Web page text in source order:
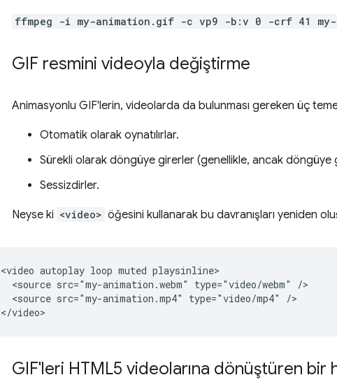
ffmpeg -i my-animation.gif -c vp9 -b:v 0 -crf 41 my-
GIF resmini videoyla değiştirme
Animasyonlu GIF'lerin, videolarda da bulunması gereken üç
Otomatik olarak oynatılırlar.
Sürekli olarak döngüye girerler (genellikle, ancak döngüye
Sessizdirler.
Neyse ki <video> öğesini kullanarak bu davranışları yeniden
<video autoplay loop muted playsinline>
  <source src="my-animation.webm" type="video/webm" />
  <source src="my-animation.mp4" type="video/mp4" />
GIF'leri HTML5 videolarına dönüştüren bir